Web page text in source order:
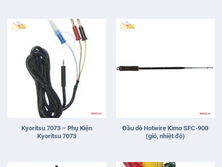
Máy đo tốc độ gió Testo 405i
Kyoritsu 7095